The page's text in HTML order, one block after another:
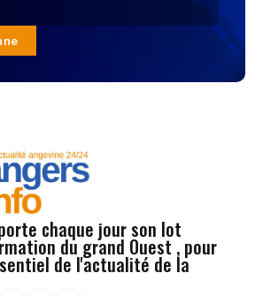
chaque jour son lot
du grand Ouest , pour
de l'actualité de la